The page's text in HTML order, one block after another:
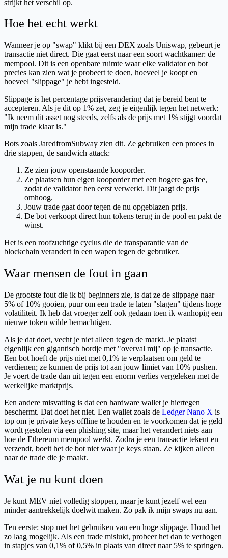
strijkt het verschil op.
Hoe het echt werkt
Wanneer je op "swap" klikt bij een DEX zoals Uniswap, gebeurt je
transactie niet direct. Die gaat eerst naar een soort wachtkamer: de
mempool. Dit is een openbare ruimte waar elke validator en bot
precies kan zien wat je probeert te doen, hoeveel je koopt en
hoeveel "slippage" je hebt ingesteld.
Slippage is het percentage prijsverandering dat je bereid bent te
accepteren. Als je dit op 1% zet, zeg je eigenlijk tegen het netwerk:
"Ik neem dit asset nog steeds, zelfs als de prijs met 1% stijgt voordat
mijn trade klaar is."
Bots zoals JaredfromSubway zien dit. Ze gebruiken een proces in
drie stappen, de sandwich attack:
Ze zien jouw openstaande kooporder.
Ze plaatsen hun eigen kooporder met een hogere gas fee,
zodat de validator hen eerst verwerkt. Dit jaagt de prijs
omhoog.
Jouw trade gaat door tegen de nu opgeblazen prijs.
De bot verkoopt direct hun tokens terug in de pool en pakt de
winst.
Het is een roofzuchtige cyclus die de transparantie van de
blockchain verandert in een wapen tegen de gebruiker.
Waar mensen de fout in gaan
De grootste fout die ik bij beginners zie, is dat ze de slippage naar
5% of 10% gooien, puur om een trade te laten "slagen" tijdens hoge
volatiliteit. Ik heb dat vroeger zelf ook gedaan toen ik wanhopig een
nieuwe token wilde bemachtigen.
Als je dat doet, vecht je niet alleen tegen de markt. Je plaatst
eigenlijk een gigantisch bordje met "overval mij" op je transactie.
Een bot hoeft de prijs niet met 0,1% te verplaatsen om geld te
verdienen; ze kunnen de prijs tot aan jouw limiet van 10% pushen.
Je voert de trade dan uit tegen een enorm verlies vergeleken met de
werkelijke marktprijs.
Een andere misvatting is dat een hardware wallet je hiertegen
beschermt. Dat doet het niet. Een wallet zoals de Ledger Nano X is
top om je private keys offline te houden en te voorkomen dat je geld
wordt gestolen via een phishing site, maar het verandert niets aan
hoe de Ethereum mempool werkt. Zodra je een transactie tekent en
verzendt, boeit het de bot niet waar je keys staan. Ze kijken alleen
naar de trade die je maakt.
Wat je nu kunt doen
Je kunt MEV niet volledig stoppen, maar je kunt jezelf wel een
minder aantrekkelijk doelwit maken. Zo pak ik mijn swaps nu aan.
Ten eerste: stop met het gebruiken van een hoge slippage. Houd het
zo laag mogelijk. Als een trade mislukt, probeer het dan te verhogen
in stapjes van 0,1% of 0,5% in plaats van direct naar 5% te springen.